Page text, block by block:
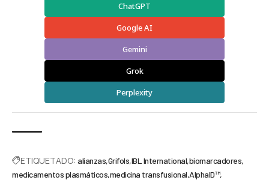
ChatGPT
Google AI
Gemini
Grok
Perplexity
ETIQUETADO: alianzas Grifols IBL International biomarcadores
medicamentos plasmáticos medicina transfusional AlphaID™